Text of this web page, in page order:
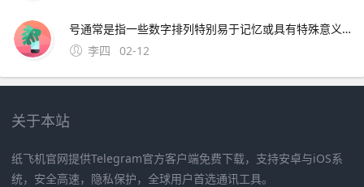
号通常是指一些数字排列特别易于记忆或具有特殊意义的号码这些号码往往因其独特性而受到用户的喜爱和追捧然而，靓号的获取通常需要通过官方的相关活动或渠道进行申请，而不是通过某个所谓的“申请。可以免费申请号码的详细步骤如下首先，打开官方网站或者通过手机应用商店下载应用程序官方网站和手机应用程序都提
李四
02-12
关于本站
纸飞机官网提供Telegram官方客户端免费下载，支持安卓与iOS系
统，安全高速，隐私保护，全球用户首选通讯工具。